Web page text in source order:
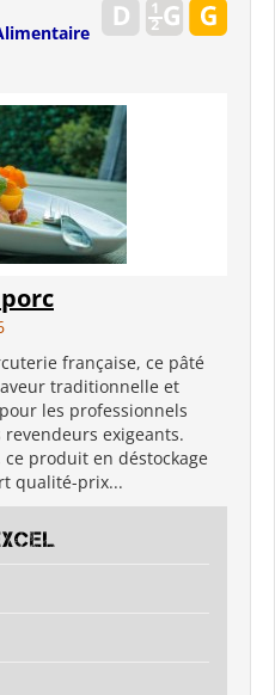
française, ce pâté
traditionnelle et
les professionnels
exigeants.
produit en déstockage
qualité-prix...